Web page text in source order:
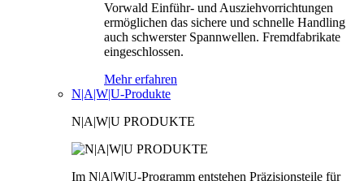
Vorwald Einführ- und Ausziehvorrichtungen
ermöglichen das sichere und schnelle Handling
auch schwerster Spannwellen. Fremdfabrikate
eingeschlossen.
Mehr erfahren
N|A|W|U-Produkte
N|A|W|U PRODUKTE
Im N|A|W|U-Programm entstehen Präzisionsteile für